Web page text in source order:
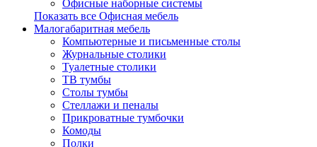
Офисные наборные системы
Показать все Офисная мебель
Малогабаритная мебель
Компьютерные и письменные столы
Журнальные столики
Туалетные столики
ТВ тумбы
Столы тумбы
Стеллажи и пеналы
Прикроватные тумбочки
Комоды
Полки